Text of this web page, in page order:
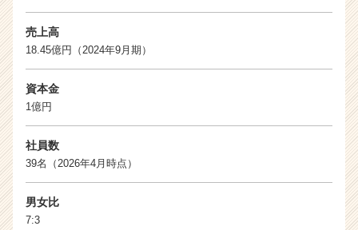
カ
ト
が
イ
ト
売上高
18.45億円（2024年9月期）
資本金
1億円
社員数
39名（2026年4月時点）
男女比
7:3